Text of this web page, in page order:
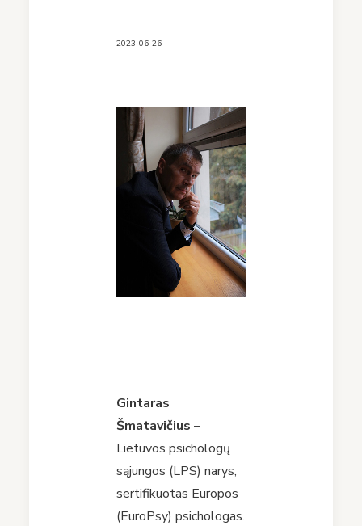
2023-06-26
Gintaras
Šmatavičius –
Lietuvos psichologų
sąjungos (LPS) narys,
sertifikuotas Europos
(EuroPsy) psichologas.